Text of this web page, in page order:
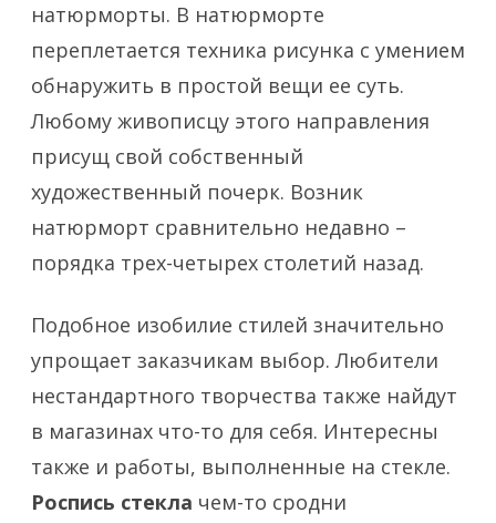
натюрморты. В натюрморте
переплетается техника рисунка с умением
обнаружить в простой вещи ее суть.
Любому живописцу этого направления
присущ свой собственный
художественный почерк. Возник
натюрморт сравнительно недавно –
порядка трех-четырех столетий назад.
Подобное изобилие стилей значительно
упрощает заказчикам выбор. Любители
нестандартного творчества также найдут
в магазинах что-то для себя. Интересны
также и работы, выполненные на стекле.
Роспись стекла чем-то сродни